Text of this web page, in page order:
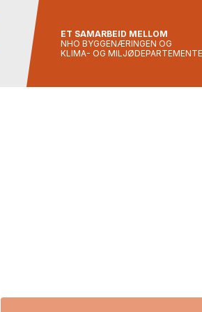
ET SAMARBEID MELLOM
NHO BYGGENÆRINGEN OG
KLIMA- OG